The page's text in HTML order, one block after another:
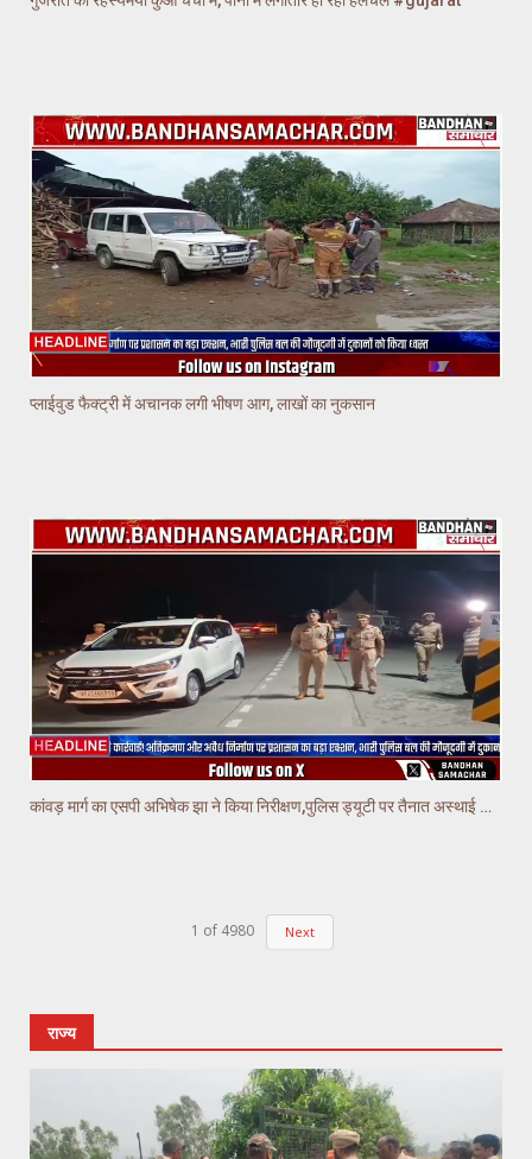
प्लाईवुड फैक्ट्री में अचानक लगी भीषण आग, लाखों का नुकसान
कांवड़ मार्ग का एसपी अभिषेक झा ने किया निरीक्षण,पुलिस ड्यूटी पर तैनात अस्थाई चौकियो का किया निरीक्षण
1 of 4980 Next
राज्य